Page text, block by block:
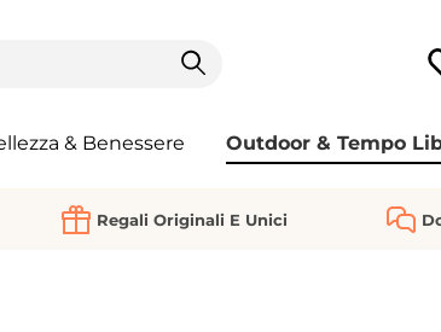
& Benessere Outdoor & Tempo
Regali Originali E Unici